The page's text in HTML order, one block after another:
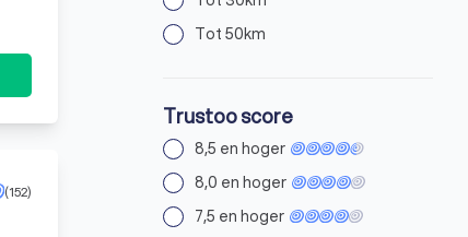
(152)
Tot 50km
Trustoo score
8,5 en hoger
8,0 en hoger
7,5 en hoger